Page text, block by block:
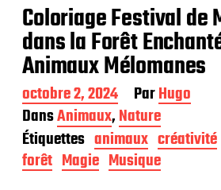
Coloriage Festival de
dans la Forêt
Animaux Mélomanes
D
a
t
e
d
e
octobre 2, 2024 ParHugo
DansAnimaux,Nature
Étiquettes animaux créativité
forêt Magie Musique